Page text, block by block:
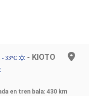
- 33ºC - KIOTO
en tren bala: 430 km